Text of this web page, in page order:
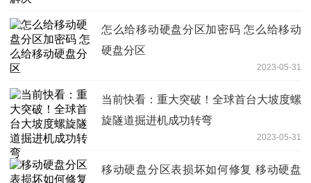
怎么给移动硬盘分区加密码 怎么给移动
硬盘分区
2023-05-31
当前快看：重大突破！全球首台大坡度螺
旋隧道掘进机成功转弯
2023-05-31
移动硬盘分区表损坏如何修复 移动硬盘